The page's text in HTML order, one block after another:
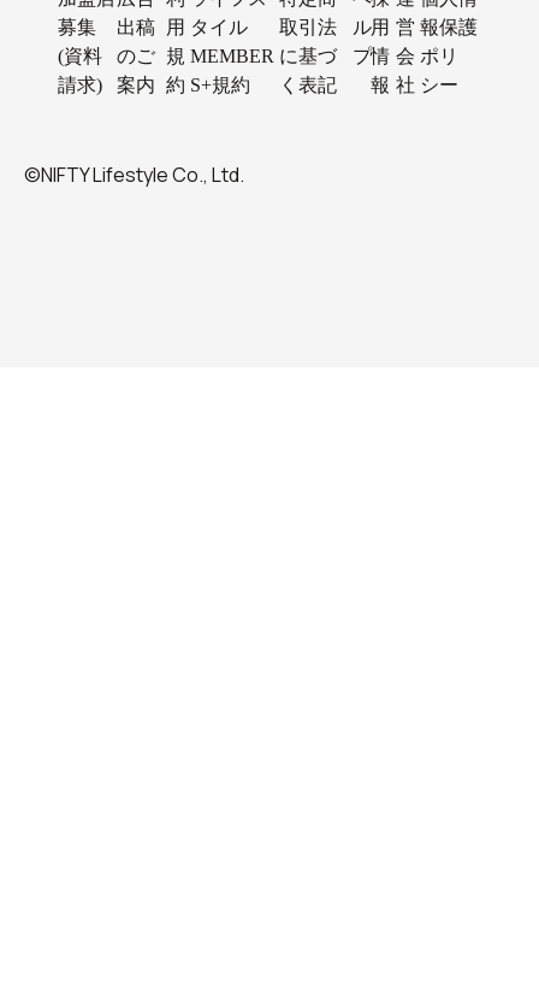
募集
(資料
請求)
出稿
のご
案内
用
規
約
タイル
MEMBER
S+規約
取引法
に基づ
く表記
ル
プ
用
情
報
営
会
社
報保護
ポリ
シー
©NIFTY Lifestyle Co., Ltd.